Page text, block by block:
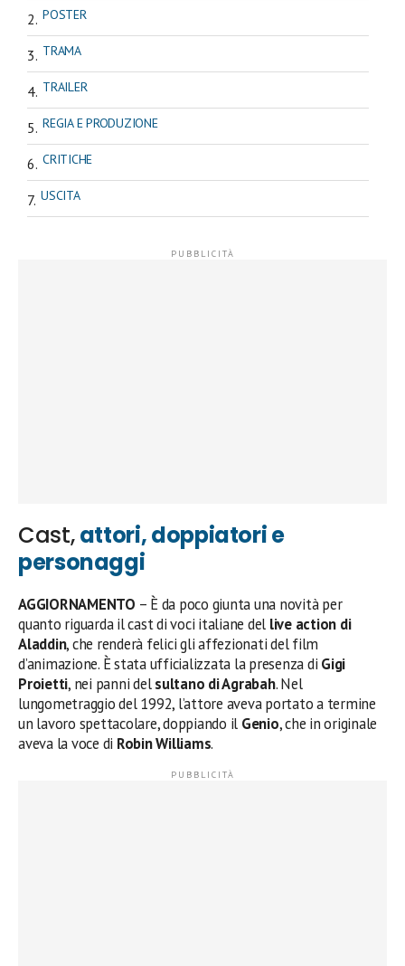
POSTER
TRAMA
TRAILER
REGIA E PRODUZIONE
CRITICHE
USCITA
Cast,attori, doppiatori e
personaggi
AGGIORNAMENTO – È da poco giunta una novità per
quanto riguarda il cast di voci italiane del live action di
Aladdin, che renderà felici gli affezionati del film
d’animazione. È stata ufficializzata la presenza di Gigi
Proietti, nei panni delsultano di Agrabah. Nel
lungometraggio del 1992, l’attore aveva portato a termine
un lavoro spettacolare, doppiando il Genio, che in originale
aveva la voce di Robin Williams.